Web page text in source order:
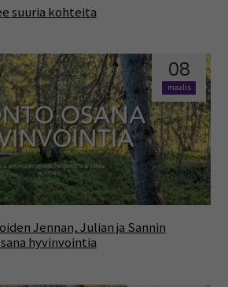
suuria kohteita
08
maalis
Jennan, Julian ja Sannin
hyvinvointia